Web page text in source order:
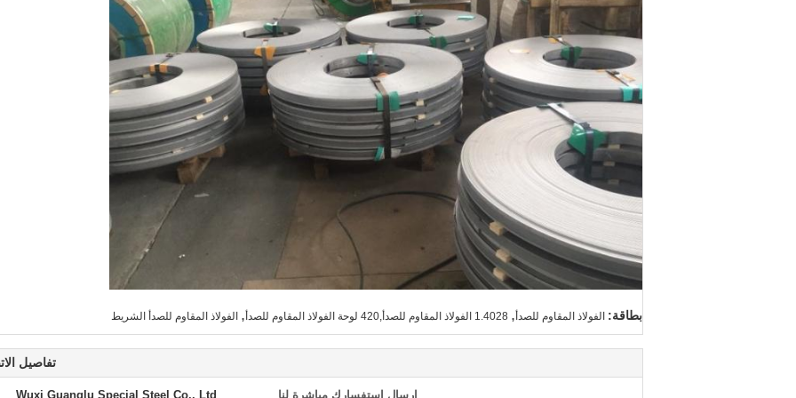
بطاقة: الفولاذ المقاوم للصدأ , 1.4028 الفولاذ المقاوم للصدأ,420 لوحة الفولاذ المقاوم للصدأ , الفولاذ المقاوم للصدأ الشريط
تفاصيل
Wuxi Guanglu Special Steel Co., Ltd إرسال استفسارك مباشرة لنا